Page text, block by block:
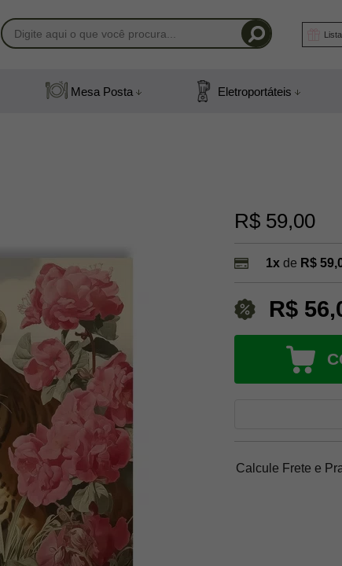
Mesa Posta Eletroportáteis
R$ 59,00
1x de R$
R$
Calcule Frete e